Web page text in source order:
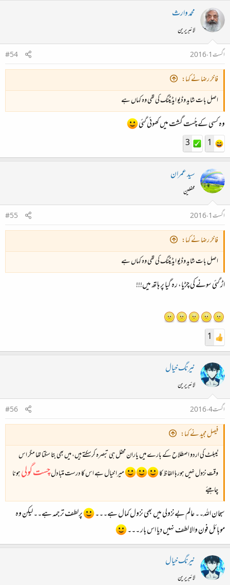
محمد وارث
لائبریرین
اگست 1، 2016
#54
فاخر رضا نے کہا:
اصل بات شاید وڈیو ایڈیٹنگ کی تھی وہ کہاں ہے
وہ کسی کے چُست گشت میں کھوئی گئی
1
3
سید عمران
محفلین
اگست 1، 2016
#55
فاخر رضا نے کہا:
اصل بات شاید وڈیو ایڈیٹنگ کی تھی وہ کہاں ہے
اڑ گئی سونے کی چڑیا، رہ گیا پر ہاتھ میں!!!
1
نیرنگ خیال
لائبریرین
اگست 4، 2016
#56
فیصل مجید نے کہا:
ٹیبلٹ کی اردو اصطلاح کے بارے میں یاران محفل ہی تبصرہ کرسکتے ہیں، میں بھی بتا سکتا تھا مگر اس
وقت نزول نہیں ہورہا الفاظ کا
میرا خیال ہے اس کا درست متبادلچست گولیہونا
چاہیئے
سبحان اللہ۔۔ عالم بےنزولی میں بھی نزول کمال ہے۔۔۔
پرلطف ترجمہ ہے۔۔ لیکن وہ
موبائل فون والا لطف نہیں دیا اس بار ۔۔۔
نیرنگ خیال
لائبریرین